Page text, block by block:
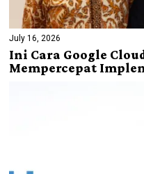
July 16, 2026
Ini Cara Google
Mempercepat